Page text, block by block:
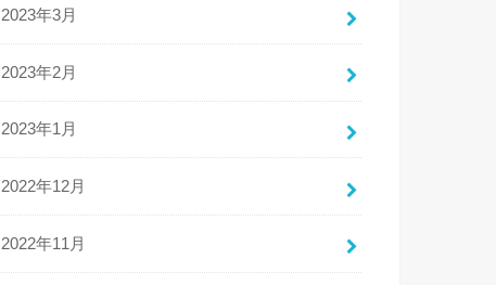
2023年3月
2023年2月
2023年1月
2022年12月
2022年11月